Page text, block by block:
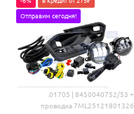
.01705 | 8450040752/53 +
проводка 7ML25121801326
Отправим сегодня!